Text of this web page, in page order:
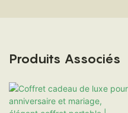
Produits Associés